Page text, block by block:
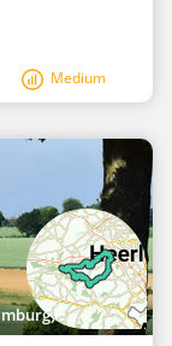
Medium